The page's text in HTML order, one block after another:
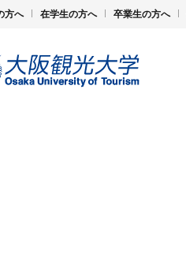
方へ 在学生の方へ 卒業生の方へ